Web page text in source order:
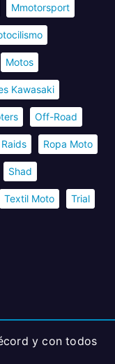
Mmotorsport
Motos
Kawasaki
Off-Road
Raids Ropa Moto
Shad
Textil Moto Trial
y con todos